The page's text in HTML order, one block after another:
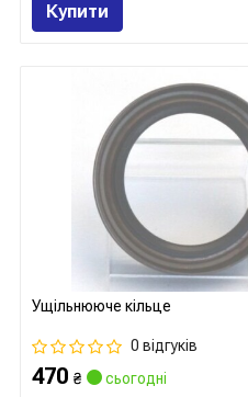
Купити
Ущільнююче кільце
0 відгуків
470 ₴
сьогодні